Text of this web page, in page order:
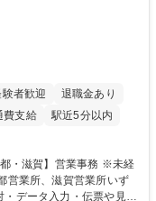
者歓迎
退職金あり
費支給
駅近5分以内
データ入力・伝票や見積